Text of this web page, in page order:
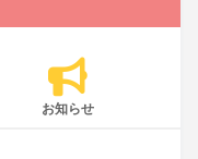
お知らせ